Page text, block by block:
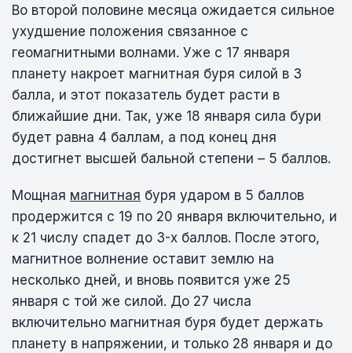
Во второй половине месяца ожидается сильное
ухудшение положения связанное с
геомагнитными волнами. Уже с 17 января
планету накроет магнитная буря силой в 3
балла, и этот показатель будет расти в
ближайшие дни. Так, уже 18 января сила бури
будет равна 4 баллам, а под конец дня
достигнет высшей бальной степени – 5 баллов.
Мощная магнитная буря ударом в 5 баллов
продержится с 19 по 20 января включительно, и
к 21 числу спадет до 3-х баллов. После этого,
магнитное волнение оставит землю на
несколько дней, и вновь появится уже 25
января с той же силой. До 27 числа
включительно магнитная буря будет держать
планету в напряжении, и только 28 января и до